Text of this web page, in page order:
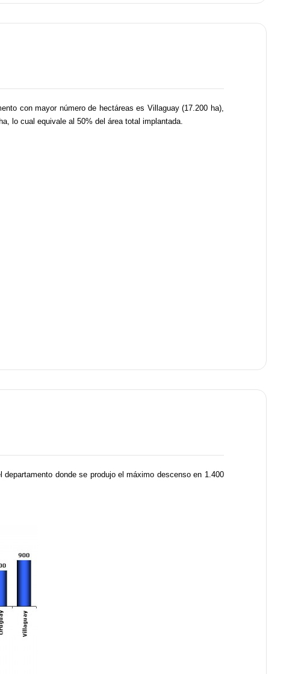
con mayor número de hectáreas es Villaguay (17.200 ha),
lo cual equivale al 50% del área total implantada.
donde se produjo el máximo descenso en 1.400